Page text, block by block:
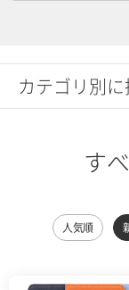
カテゴリ別
す
人気順